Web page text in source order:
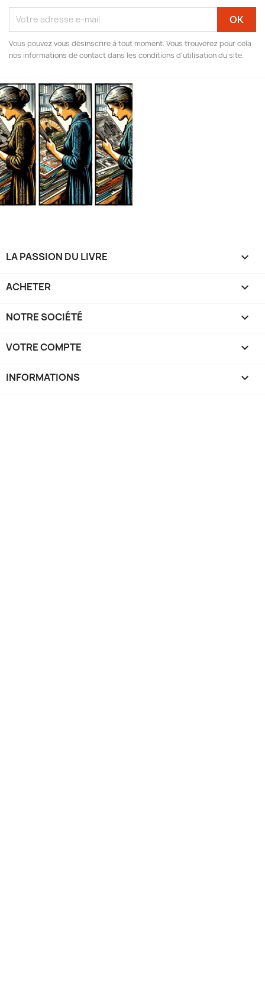
Vous pouvez vous désinscrire à tout moment. Vous trouverez pour cela
nos informations de contact dans les conditions d'utilisation du site.
LA PASSION DU LIVRE 
ACHETER 
NOTRE SOCIÉTÉ 
VOTRE COMPTE 
INFORMATIONS keyboard_arrow_down